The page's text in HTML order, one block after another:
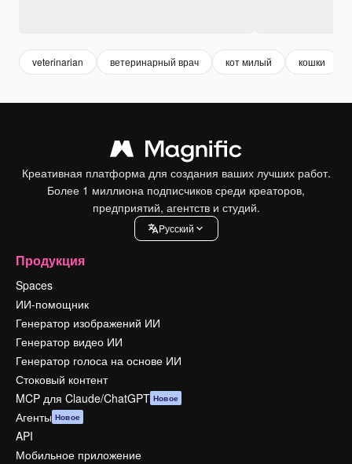
veterinarian ветеринарный врач кот милый кошки
Креативная платформа для создания ваших лучших работ.
Более 1 миллиона подписчиков среди креаторов,
предприятий, агентств и студий.
Pусский
Продукция
Spaces
ИИ-помощник
Генератор изображений ИИ
Генератор видео ИИ
Генератор голоса на основе ИИ
Стоковый контент
MCP для Claude/ChatGPT Новое
Агенты Новое
API
Мобильное приложение